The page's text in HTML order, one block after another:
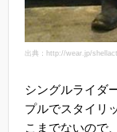
出典：http://wear.jp/
シングルライダ
プルでスタイリ
こまでないので